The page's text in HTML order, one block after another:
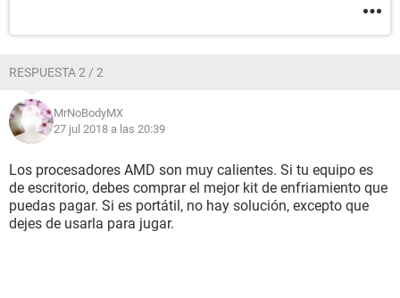
RESPUESTA 2 / 2
MrNoBodyMX
27 jul 2018 a las 20:39
Los procesadores AMD son muy calientes. Si tu equipo es
de escritorio, debes comprar el mejor kit de enfriamiento que
puedas pagar. Si es portátil, no hay solución, excepto que
dejes de usarla para jugar.